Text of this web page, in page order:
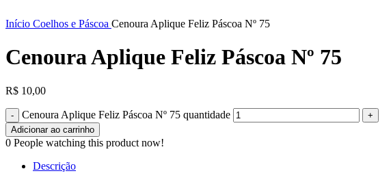
Início Coelhos e Páscoa Cenoura Aplique Feliz Páscoa Nº 75
Cenoura Aplique Feliz Páscoa Nº 75
R$ 10,00
Cenoura Aplique Feliz Páscoa Nº 75 quantidade
Adicionar ao carrinho
0 People watching this product now!
Descrição